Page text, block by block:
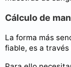
Cálculo de
La forma más
fiable, es a